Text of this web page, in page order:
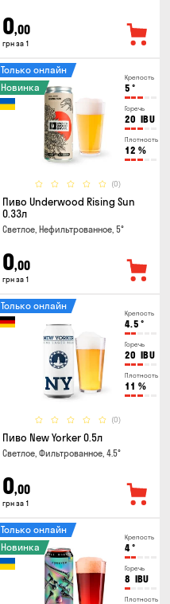
0,00
грн за 1
Крепость
5 °
Горечь
20 IBU
Плотность
12 %
(0)
Только онлайн
Новинка
Пиво Underwood Rising Sun
0.33л
Светлое, Нефильтрованное, 5°
0,00
грн за 1
Крепость
4.5 °
Горечь
20 IBU
Плотность
11 %
(0)
Только онлайн
Пиво New Yorker 0.5л
Светлое, Фильтрованное, 4.5°
0,00
грн за 1
Крепость
4°
Горечь
8 IBU
Плотность
Только онлайн
Новинка